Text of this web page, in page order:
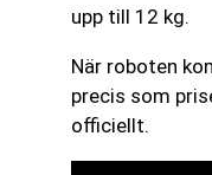
upp till 12 kg.
När roboten
precis som
officiellt.